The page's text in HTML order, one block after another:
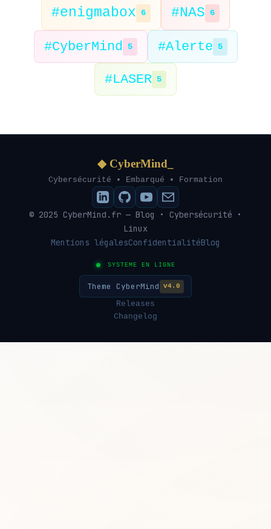
#enigmabox 6 #NAS 6
#CyberMind 5 #Alerte 5
#LASER 5
◆ CyberMind_
Cybersécurité • Embarqué • Formation
© 2025 CyberMind.fr — Blog • Cybersécurité •
Linux
Mentions légalesConfidentialitéBlog
SYSTEME EN LIGNE
Theme CyberMind v4.0
Releases
Changelog